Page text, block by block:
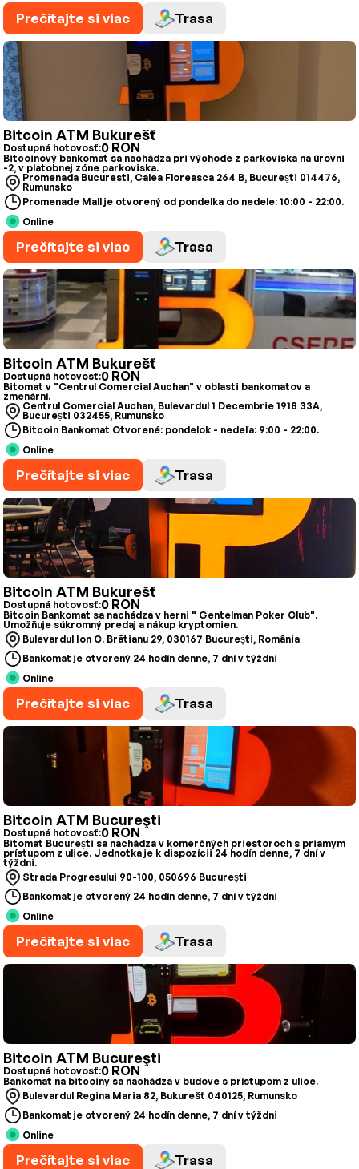
Prečítajte si viac Trasa
Bitcoin ATM Bukurešť
Dostupná hotovosť:0 RON
Bitcoinový bankomat sa nachádza pri východe z parkoviska na úrovni
-2, v platobnej zóne parkoviska.
Promenada Bucuresti, Calea Floreasca 264 B, București 014476,
Rumunsko
Promenade Mall je otvorený od pondelka do nedele: 10:00 - 22:00.
Online
Prečítajte si viac Trasa
Bitcoin ATM Bukurešť
Dostupná hotovosť:0 RON
Bitomat v "Centrul Comercial Auchan" v oblasti bankomatov a
zmenární.
Centrul Comercial Auchan, Bulevardul 1 Decembrie 1918 33A,
București 032455, Rumunsko
Bitcoin Bankomat Otvorené: pondelok - nedeľa: 9:00 - 22:00.
Online
Prečítajte si viac Trasa
Bitcoin ATM Bukurešť
Dostupná hotovosť:0 RON
Bitcoin Bankomat sa nachádza v herni " Gentelman Poker Club".
Umožňuje súkromný predaj a nákup kryptomien.
Bulevardul Ion C. Brătianu 29, 030167 București, România
Bankomat je otvorený 24 hodín denne, 7 dní v týždni
Online
Prečítajte si viac Trasa
Bitcoin ATM Bucureşti
Dostupná hotovosť:0 RON
Bitomat București sa nachádza v komerčných priestoroch s priamym
prístupom z ulice. Jednotka je k dispozícii 24 hodín denne, 7 dní v
týždni.
Strada Progresului 90-100, 050696 București
Bankomat je otvorený 24 hodín denne, 7 dní v týždni
Online
Prečítajte si viac Trasa
Bitcoin ATM Bucureşti
Dostupná hotovosť:0 RON
Bankomat na bitcoiny sa nachádza v budove s prístupom z ulice.
Bulevardul Regina Maria 82, Bukurešť 040125, Rumunsko
Bankomat je otvorený 24 hodín denne, 7 dní v týždni
Online
Prečítajte si viac Trasa